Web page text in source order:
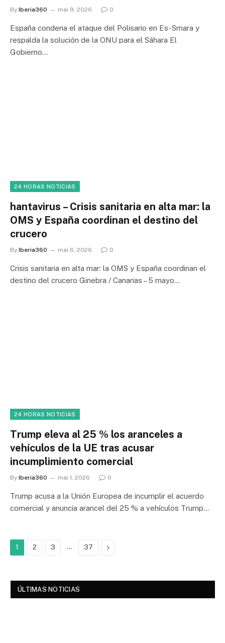
By Iberia360 mai 9, 2026 0
España condena el ataque del Polisario en Es-Smara y
respalda la solución de la ONU para el Sáhara El
Gobierno…
24 HORAS NOTICIAS
hantavirus – Crisis sanitaria en alta mar: la
OMS y España coordinan el destino del
crucero
By Iberia360 mai 6, 2026 0
Crisis sanitaria en alta mar: la OMS y España coordinan el
destino del crucero Ginebra / Canarias – 5 mayo…
24 HORAS NOTICIAS
Trump eleva al 25 % los aranceles a
vehículos de la UE tras acusar
incumplimiento comercial
By Iberia360 mai 1, 2026 0
Trump acusa a la Unión Europea de incumplir el acuerdo
comercial y anuncia arancel del 25 % a vehículos Trump…
1 2 3 … 37 Next
ÚLTIMAS NOTICIAS